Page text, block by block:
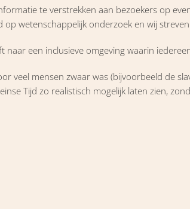
te verstrekken aan bezoekers op
wetenschappelijk onderzoek en wij
een inclusieve omgeving waarin
veel mensen zwaar was (bijvoorbeeld de
Tijd zo realistisch mogelijk laten zien,